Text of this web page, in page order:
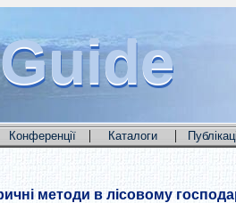
Конференції | Каталоги |
методи в лісовому